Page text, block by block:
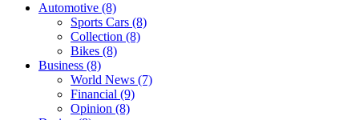
Automotive (8)
Sports Cars (8)
Collection (8)
Bikes (8)
Business (8)
World News (7)
Financial (9)
Opinion (8)